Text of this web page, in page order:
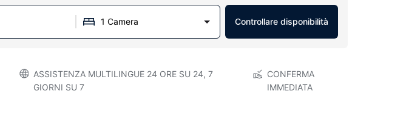
1 Camera Controllare disponibilità
ASSISTENZA MULTILINGUE 24 ORE SU 24, 7
GIORNI SU 7
CONFERMA
IMMEDIATA